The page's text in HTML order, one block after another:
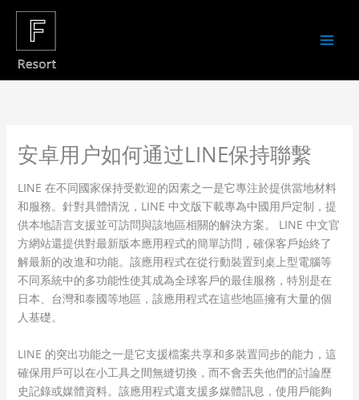
Skip
content
安卓用户如何通过LINE保持聯繫
LINE 在不同國家保持受歡迎的因素之一是它專注於提供當地材料
和服務。針對具體情況，LINE 中文版下載專為中國用戶定制，提
供本地語言支援並可訪問與該地區相關的解決方案。 LINE 中文官
方網站還提供對最新版本應用程式的簡單訪問，確保客戶始終了
解最新的改進和功能。該應用程式在從行動裝置到桌上型電腦等
不同系統中的多功能性使其成為全球客戶的最佳服務，特別是在
日本、台灣和泰國等地區，該應用程式在這些地區擁有大量的個
人基礎。
LINE 的突出功能之一是它支援檔案共享和多裝置同步的能力，這
確保用戶可以在小工具之間無縫切換，而不會丟失他們的討論歷
史記錄或媒體資料。該應用程式還支援多媒體訊息，使用戶能夠